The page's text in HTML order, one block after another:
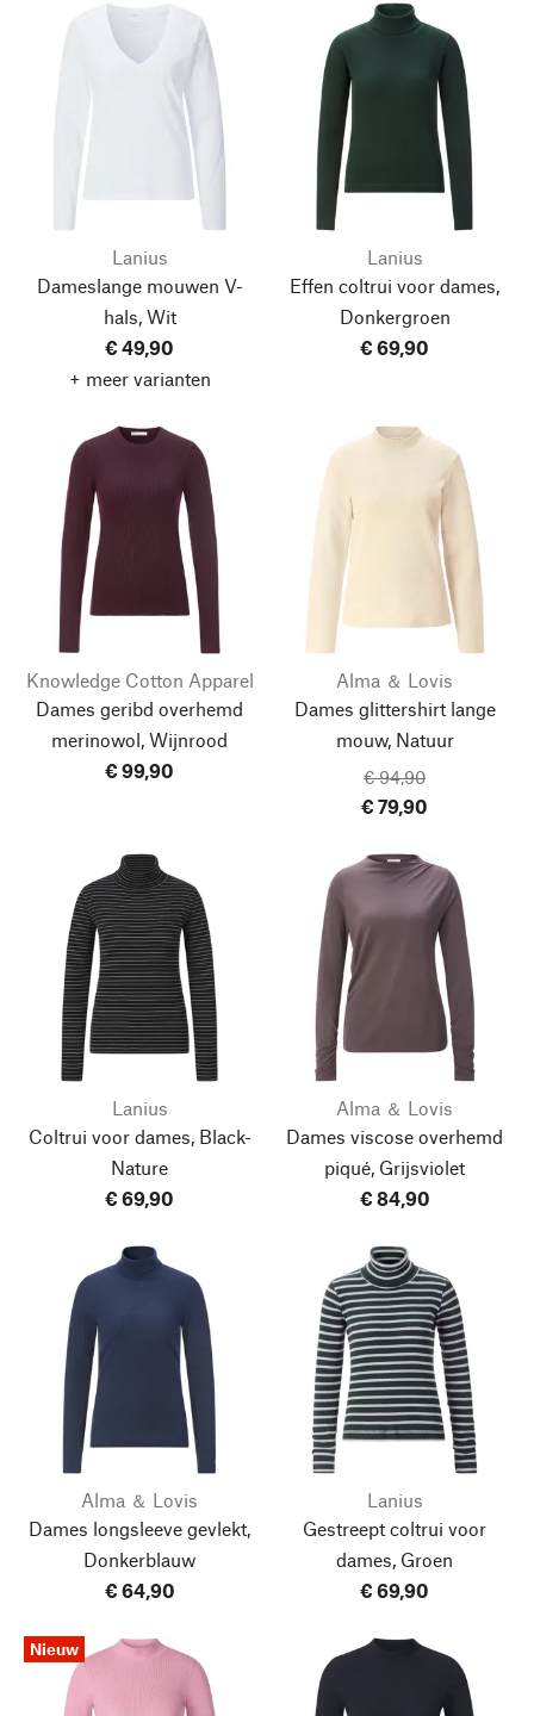
Lanius
Dameslange mouwen V-
hals, Wit
€ 49,90
+ meer varianten
Lanius
Effen coltrui voor dames,
Donkergroen
€ 69,90
Knowledge Cotton Apparel
Dames geribd overhemd
merinowol, Wijnrood
€ 99,90
Alma ＆ Lovis
Dames glittershirt lange
mouw, Natuur
€ 94,90
€ 79,90
Lanius
Coltrui voor dames, Black-
Nature
€ 69,90
Alma ＆ Lovis
Dames viscose overhemd
piqué, Grijsviolet
€ 84,90
Alma ＆ Lovis
Dames longsleeve gevlekt,
Donkerblauw
€ 64,90
Lanius
Gestreept coltrui voor
dames, Groen
€ 69,90
Nieuw